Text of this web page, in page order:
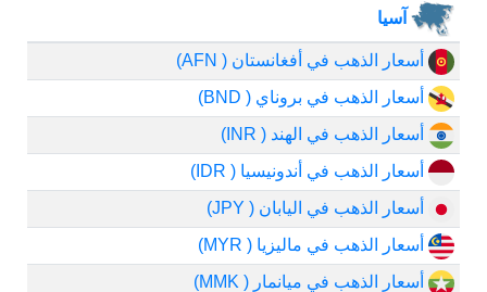
آسيا
أسعار الذهب في أفغانستان ( AFN)
أسعار الذهب في بروناي ( BND)
أسعار الذهب في الهند ( INR)
أسعار الذهب في أندونيسيا ( IDR)
أسعار الذهب في اليابان ( JPY)
أسعار الذهب في ماليزيا ( MYR)
أسعار الذهب في ميانمار ( MMK)